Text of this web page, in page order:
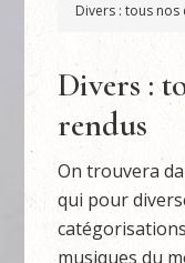
Divers : tous
Divers :
rendus
On trouvera
qui pour
musiques du